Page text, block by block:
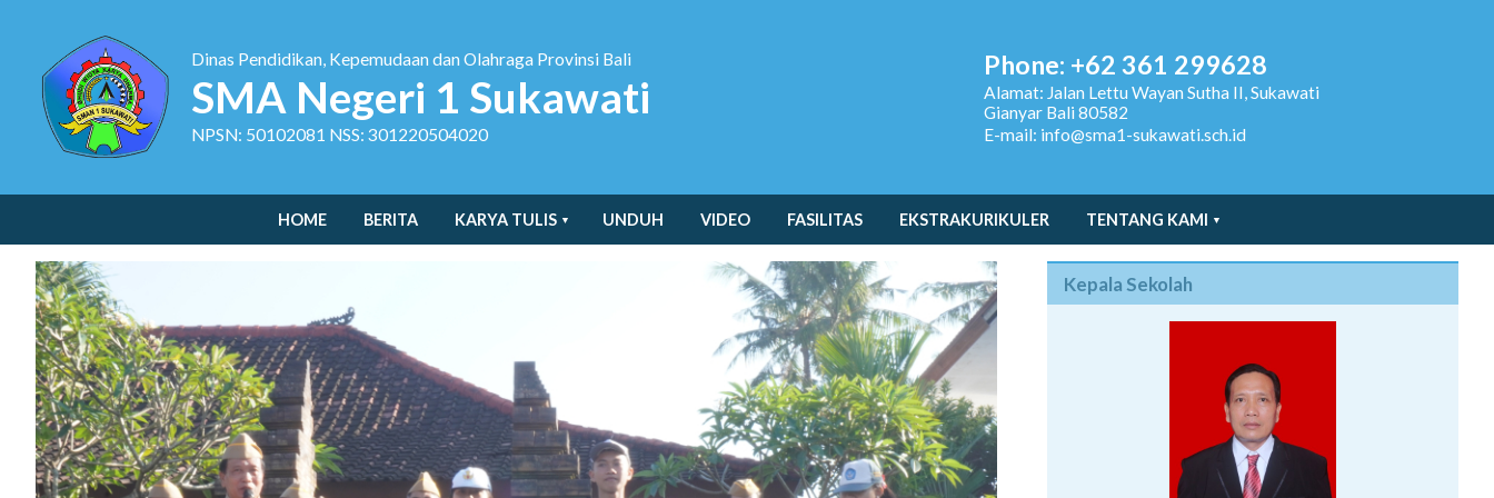
Dinas Pendidikan, Kepemudaan dan Olahraga Provinsi Bali
SMA Negeri 1 Sukawati
NPSN: 50102081 NSS: 301220504020
Phone: +62 361 299628
Alamat: Jalan Lettu Wayan Sutha II, Sukawati
Gianyar Bali 80582
E-mail: info@sma1-sukawati.sch.id
HOME BERITA KARYA TULIS UNDUH VIDEO FASILITAS EKSTRAKURIKULER TENTANG KAMI
Kepala Sekolah